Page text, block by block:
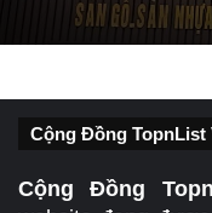
Top 5 cửa
tường Bình
Quảng Nam uy
Cộng Đồng TopnList
Cộng Đồng